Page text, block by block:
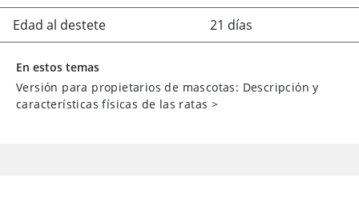
Edad al destete
21 días
En estos temas
Versión para propietarios de mascotas: Descripción y
características físicas de las ratas >